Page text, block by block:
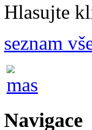
Hlasujte
seznam
Navigace